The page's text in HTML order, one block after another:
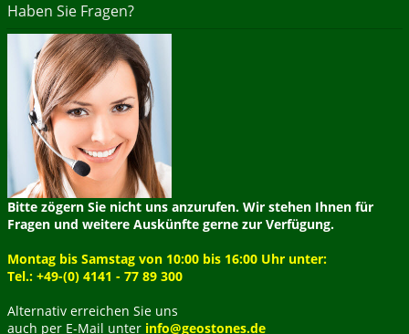
Haben Sie Fragen?
Bitte zögern Sie nicht uns anzurufen. Wir stehen Ihnen für
Fragen und weitere Auskünfte gerne zur Verfügung.
Montag bis Samstag von 10:00 bis 16:00 Uhr unter:
Tel.: +49-(0) 4141 - 77 89 300
Alternativ erreichen Sie uns
auch per E-Mail unter info@geostones.de